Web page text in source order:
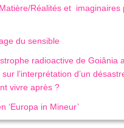
Réalités et imaginaires
du sensible
radioactive de Goiânia
l’interprétation d’un
vivre après ?
‘Europa in Mineur’